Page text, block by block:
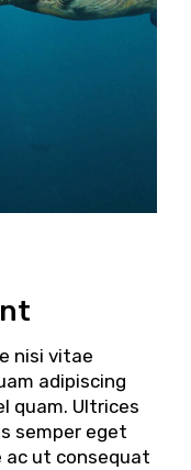
nisi vitae
adipiscing
quam. Ultrices
semper eget
ac ut consequat